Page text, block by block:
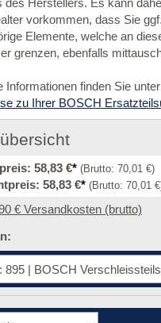
des Herstellers. Es kann
vorkommen, dass Sie
Elemente, welche an
grenzen, ebenfalls
Informationen finden Sie
zu Ihrer BOSCH
58,83 €* (Brutto: 70,01 €)
58,83 €* (Brutto: 70,01 €
€ Versandkosten (brutto)